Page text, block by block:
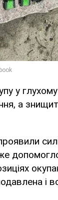
у глухому
а
і